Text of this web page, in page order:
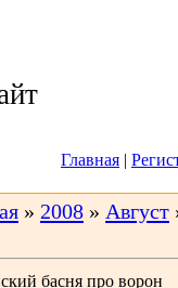
Главная |
» 2008 » Август
басня про ворон